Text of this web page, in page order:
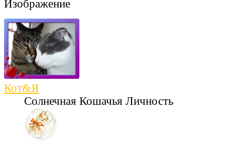
Кот&Я
Солнечная Кошачья Личность